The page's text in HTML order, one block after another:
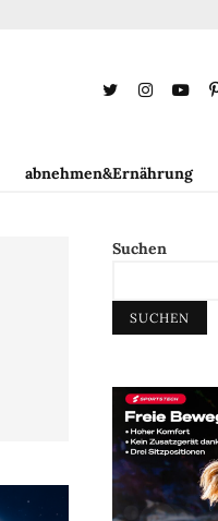
abnehmen&Ernährung
Suchen
SUCHEN